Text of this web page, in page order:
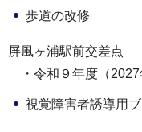
歩道の改修
屏風ヶ浦駅前交差点
・令和９年度（2027
視覚障害者誘導用